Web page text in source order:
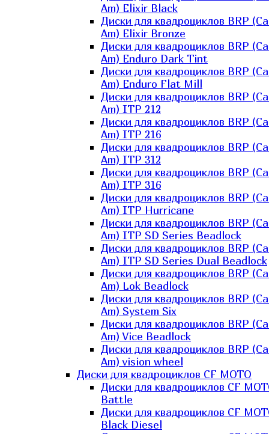
Am) Elixir Black
Диски для квадроциклов BRP
Am) Elixir Bronze
Диски для квадроциклов BRP
Am) Enduro Dark Tint
Диски для квадроциклов BRP
Am) Enduro Flat Mill
Диски для квадроциклов BRP
Am) ITP 212
Диски для квадроциклов BRP
Am) ITP 216
Диски для квадроциклов BRP
Am) ITP 312
Диски для квадроциклов BRP
Am) ITP 316
Диски для квадроциклов BRP
Am) ITP Hurricane
Диски для квадроциклов BRP
Am) ITP SD Series Beadlock
Диски для квадроциклов BRP
Am) ITP SD Series Dual Beadlock
Диски для квадроциклов BRP
Am) Lok Beadlock
Диски для квадроциклов BRP
Am) System Six
Диски для квадроциклов BRP
Am) Vice Beadlock
Диски для квадроциклов BRP
Am) vision wheel
Диски для квадроциклов CF MOTO
Диски для квадроциклов CF
Battle
Диски для квадроциклов CF
Black Diesel